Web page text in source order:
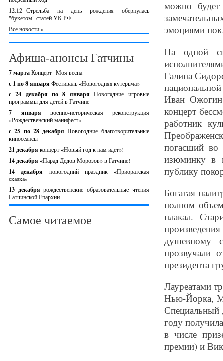
12.12 Стрельба на день рождения обернулась
"букетом" статей УК РФ
Все новости »
Афиша-анонсы Гатчины
7 мартаКонцерт "Моя весна"
с 1 по 8 января Фестиваль «Новогодняя кутерьма»
с 24 декабря по 8 январяНовогодние игровые
программы для детей в Гатчине
7 январявоенно-историческая реконструкция
«Рождественский манифест»
c 25 по 28 декабряНовогодние благотворительные
киносеансы
21 декабря концерт «Новый год к нам идет»!
14 декабря «Парад Дедов Морозов» в Гатчине!
14 декабря новогодний праздник «Приоратская
сказка»
13 декабрярождественские образовательные чтения
Гатчинской Епархии
Самое читаемое
можно
эмоциями
На одной
Галина
Иван Ожогин
концерт
работник
погасший во
изюминку в
публику
Богатая
полном
плакал.
душевному
прозвучали
президента
Лауреатами
Нью-Йорка,
Специальный
году
в числе
премии) и